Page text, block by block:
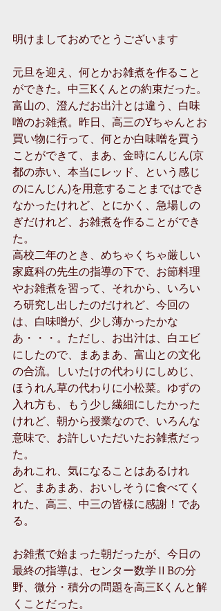
明けましておめでとうございます
元旦を迎え、何とかお雑煮を作ること
ができた。中三Kくんとの約束だった。
富山の、澄んだお出汁とは違う、白味
噌のお雑煮。昨日、高三のYちゃんとお
買い物に行って、何とか白味噌を買う
ことができて、まあ、金時にんじん(京
都の赤い、本当にレッド、という感じ
のにんじん)を用意することまではでき
なかったけれど、とにかく、急場しの
ぎだけれど、お雑煮を作ることができ
た。
高校二年のとき、めちゃくちゃ厳しい
家庭科の先生の指導の下で、お節料理
やお雑煮を習って、それから、いろい
ろ研究し出したのだけれど、今回の
は、白味噌が、少し薄かったかな
あ・・・。ただし、お出汁は、白エビ
にしたので、まあまあ、富山との文化
の合流。しいたけの代わりにしめじ、
ほうれん草の代わりに小松菜。ゆずの
入れ方も、もう少し繊細にしたかった
けれど、朝から授業なので、いろんな
意味で、お許しいただいたお雑煮だっ
た。
あれこれ、気になることはあるけれ
ど、まあまあ、おいしそうに食べてく
れた、高三、中三の皆様に感謝！であ
る。
お雑煮で始まった朝だったが、今日の
最終の指導は、センター数学ⅡBの分
野、微分・積分の問題を高三Kくんと解
くことだった。